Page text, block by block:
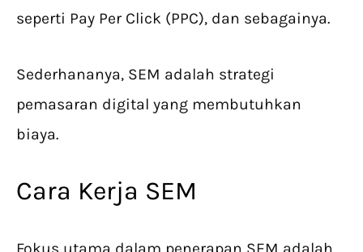
seperti Pay Per Click (PPC), dan sebagainya.
Sederhananya, SEM adalah strategi
pemasaran digital yang membutuhkan
biaya.
Cara Kerja SEM